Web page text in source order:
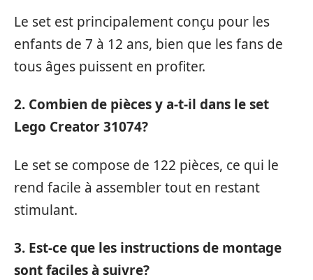
Le set est principalement conçu pour les
enfants de 7 à 12 ans, bien que les fans de
tous âges puissent en profiter.
2. Combien de pièces y a-t-il dans le set
Lego Creator 31074?
Le set se compose de 122 pièces, ce qui le
rend facile à assembler tout en restant
stimulant.
3. Est-ce que les instructions de montage
sont faciles à suivre?